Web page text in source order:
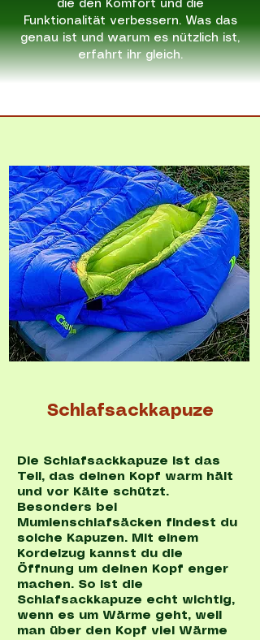
die den Komfort und die
Funktionalität verbessern. Was das
genau ist und warum es nützlich ist,
erfahrt ihr gleich.
Schlafsackkapuze
Die Schlafsackkapuze ist das
Teil, das deinen Kopf warm hält
und vor Kälte schützt.
Besonders bei
Mumienschlafsäcken findest du
solche Kapuzen. Mit einem
Kordelzug kannst du die
Öffnung um deinen Kopf enger
machen. So ist die
Schlafsackkapuze echt wichtig,
wenn es um Wärme geht, weil
man über den Kopf viel Wärme